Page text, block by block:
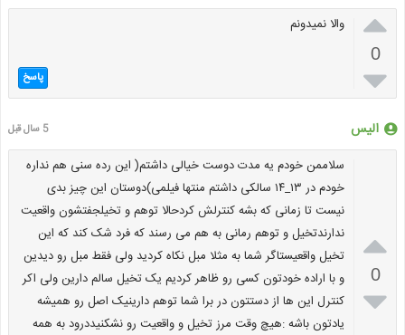

0

والا نمیدونم
پاسخ
الیس 5 سال قبل

0

سلاممن خودم یه مدت دوست خیالی داشتم( این رده سنی هم نداره
خودم در ۱۳_۱۴ سالکی داشتم منتها فیلمی)دوستان این چیز بدی
نیست تا زمانی که بشه کنترلش کردحالا توهم و تخیلجفتشون واقعیت
ندارندتخیل و توهم رمانی به هم می رسند که فرد شک کند که این
تخیل واقعیستاگر شما به مثلا مبل نکاه کردید ولی فقط مبل رو دیدین
و با اراده خودتون کسی رو ظاهر کردیم یک تخیل سالم دارین ولی اکر
کنترل این ها از دستتون در برا شما توهم دارینیک اصل رو همیشه
یادتون باشه :هیچ وقت مرز تخیل و واقعیت رو نشکنیددرود به همه